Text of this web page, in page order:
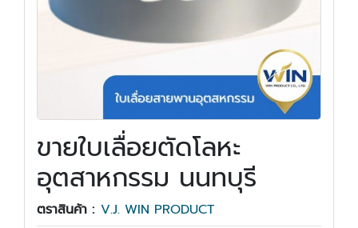
ขายใบเลื่อยตัดโลหะ
อุตสาหกรรม นนทบุรี
ตราสินค้า : V.J. WIN PRODUCT